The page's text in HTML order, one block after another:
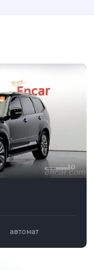
10
автомат